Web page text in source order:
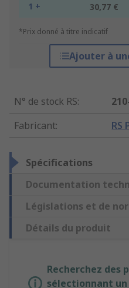
1 + 30,77 €
*Prix donné à titre indicatif
Ajouter à
N° de stock RS:
Fabricant: RS
Spécifications
Documentation
Législations et de
Détails du produit
Recherchez des
sélectionnant un